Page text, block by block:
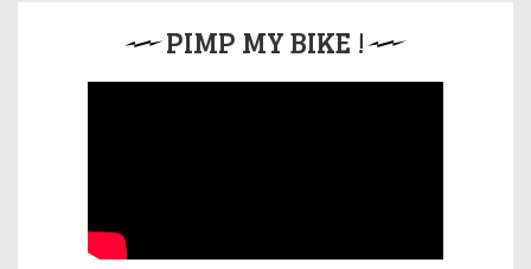
PIMP MY BIKE !